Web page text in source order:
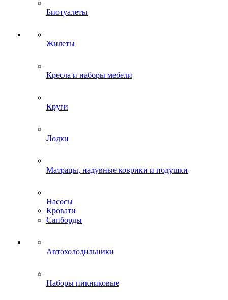
Биотуалеты
Жилеты
Кресла и наборы мебели
Круги
Лодки
Матрацы, надувные коврики и подушки
Насосы
Кровати
Сапборды
Автохолодильники
Наборы пикниковые